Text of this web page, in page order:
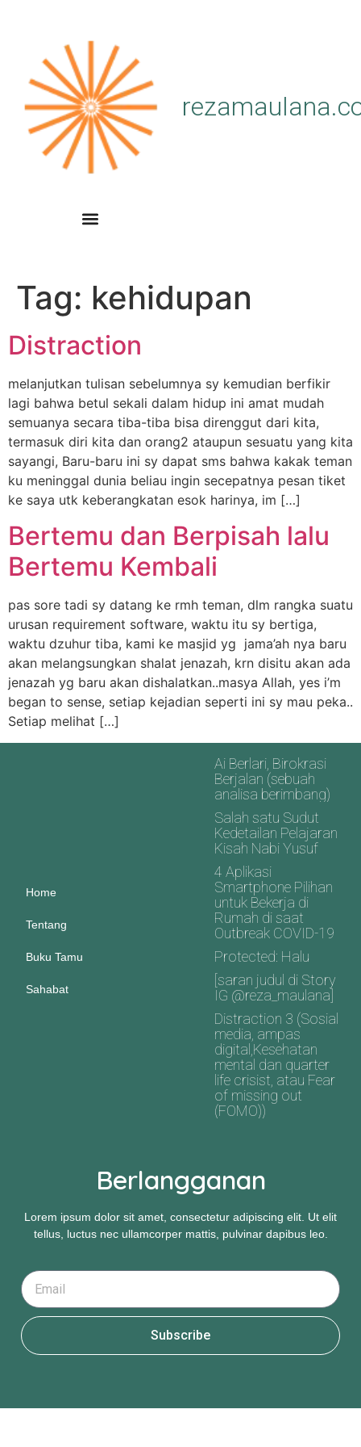
Tag: kehidupan
Distraction
melanjutkan tulisan sebelumnya sy kemudian berfikir
lagi bahwa betul sekali dalam hidup ini amat mudah
semuanya secara tiba-tiba bisa direnggut dari kita,
termasuk diri kita dan orang2 ataupun sesuatu yang kita
sayangi, Baru-baru ini sy dapat sms bahwa kakak teman
ku meninggal dunia beliau ingin secepatnya pesan tiket
ke saya utk keberangkatan esok harinya, im […]
Bertemu dan Berpisah lalu
Bertemu Kembali
pas sore tadi sy datang ke rmh teman, dlm rangka suatu
urusan requirement software, waktu itu sy bertiga,
waktu dzuhur tiba, kami ke masjid yg jama’ah nya baru
akan melangsungkan shalat jenazah, krn disitu akan ada
jenazah yg baru akan dishalatkan..masya Allah, yes i’m
began to sense, setiap kejadian seperti ini sy mau peka..
Setiap melihat […]
Home
Tentang
Buku Tamu
Sahabat
Ai Berlari, Birokrasi
Berjalan (sebuah
analisa berimbang)
Salah satu Sudut
Kedetailan Pelajaran
Kisah Nabi Yusuf
4 Aplikasi
Smartphone Pilihan
untuk Bekerja di
Rumah di saat
Outbreak COVID-19
Protected: Halu
[saran judul di Story
IG @reza_maulana]
Distraction 3 (Sosial
media, ampas
digital,Kesehatan
mental dan quarter
life crisist, atau Fear
of missing out
(FOMO))
Berlangganan
Lorem ipsum dolor sit amet, consectetur adipiscing elit. Ut elit
tellus, luctus nec ullamcorper mattis, pulvinar dapibus leo.
Subscribe